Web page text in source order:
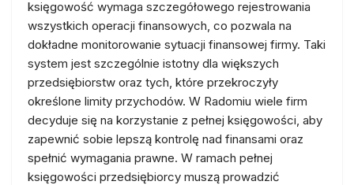
księgowość wymaga szczegółowego rejestrowania
wszystkich operacji finansowych, co pozwala na
dokładne monitorowanie sytuacji finansowej firmy. Taki
system jest szczególnie istotny dla większych
przedsiębiorstw oraz tych, które przekroczyły
określone limity przychodów. W Radomiu wiele firm
decyduje się na korzystanie z pełnej księgowości, aby
zapewnić sobie lepszą kontrolę nad finansami oraz
spełnić wymagania prawne. W ramach pełnej
księgowości przedsiębiorcy muszą prowadzić